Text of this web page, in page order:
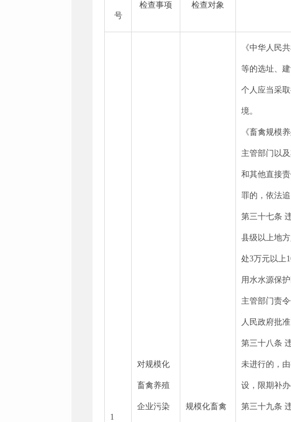
号
检查事项 检查对象
1
对规模化
畜禽养殖
企业污染 规模化畜禽
《中华人民
等的选址、
个人应当采
境。
《畜禽规模
主管部门以
和其他直接
罪的，依法追
第三十七条
县级以上地
处3万元以上
用水水源保
主管部门责
人民政府批
第三十八条
未进行的，
设，限期补
第三十九条